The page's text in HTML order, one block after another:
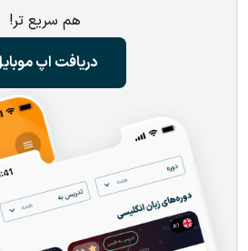
هم سریع تر!
دریافت اپ